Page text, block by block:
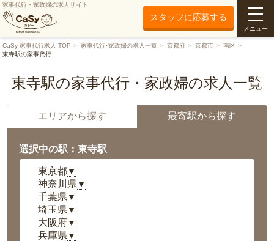
家事代行・家政婦の求人サイト
スタッフに応募する
メニュー
CaSy 家事代行求人 TOP 家事代行･家政婦の求人一覧 京都府 京都市
南区
東寺駅の家事代行
東寺駅の家事代行・家政婦の求人一覧
エリアから探す 最寄駅から探す
選択中の駅：東寺駅
東京都▼
神奈川県 ▼
千葉県 ▼
埼玉県 ▼
大阪府▼
兵庫県 ▼